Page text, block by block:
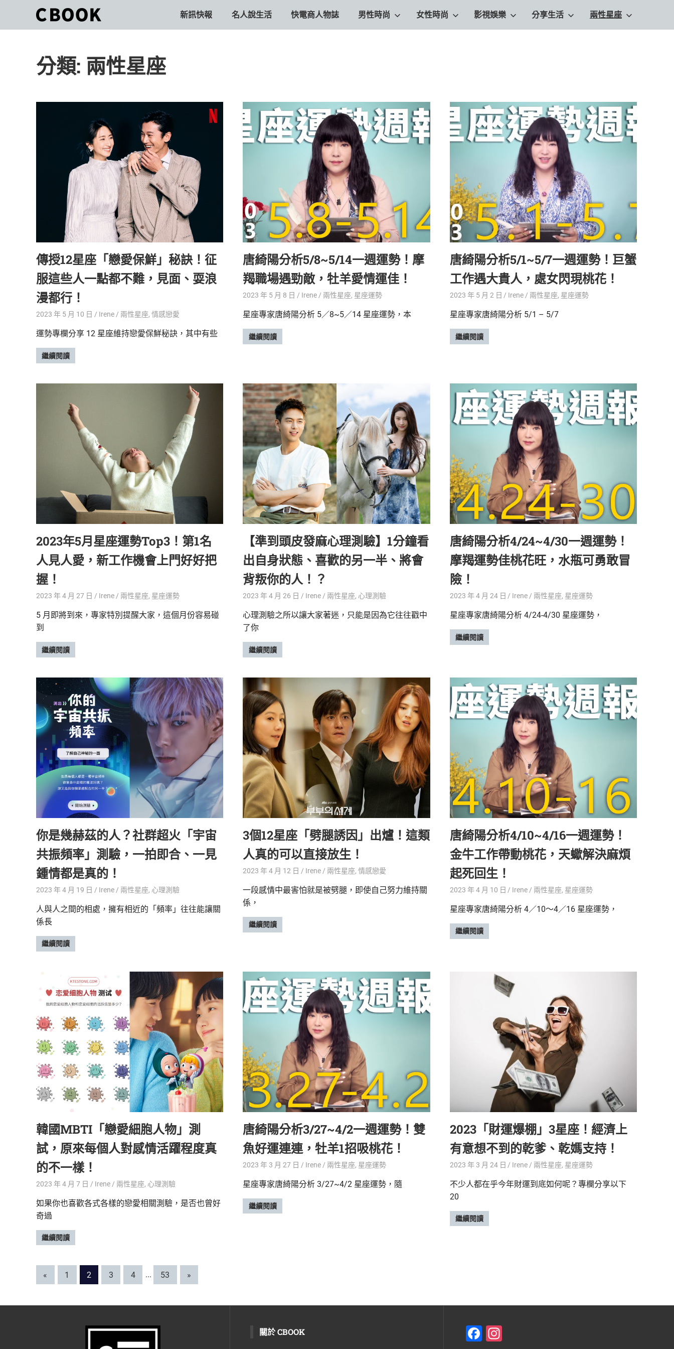
content
你
活
出
自
己
的
生
活
態
度
World.」
CBOOK
本
豐
的
時
尚
潮
生
活
旅
獨
無
的
你
和
CBOOK
起
找
到
專
屬
的
活
度。
新訊快報 名人說生活 快電商人物誌 男性時尚 女性時尚 影視娛樂 分享生活 兩性星座
分類: 兩性星座
傳授12星座「戀愛保鮮」秘訣！征
服這些人一點都不難，見面、耍浪
漫都行！
2023 年 5 月 10 日 Irene 兩性星座, 情感戀愛
運勢專欄分享 12 星座維持戀愛保鮮秘訣，其中有些
繼續閱讀
唐綺陽分析5/8~5/14一週運勢！摩
羯職場遇勁敵，牡羊愛情運佳！
2023 年 5 月 8 日 Irene 兩性星座, 星座運勢
星座專家唐綺陽分析 5／8~5／14 星座運勢，本
繼續閱讀
唐綺陽分析5/1~5/7一週運勢！巨蟹
工作遇大貴人，處女閃現桃花！
2023 年 5 月 2 日 Irene 兩性星座, 星座運勢
星座專家唐綺陽分析 5/1 – 5/7
繼續閱讀
2023年5月星座運勢Top3！第1名
人見人愛，新工作機會上門好好把
握！
2023 年 4 月 27 日 Irene 兩性星座, 星座運勢
5 月即將到來，專家特別提醒大家，這個月份容易碰
到
繼續閱讀
【準到頭皮發麻心理測驗】1分鐘看
出自身狀態、喜歡的另一半、將會
背叛你的人！？
2023 年 4 月 26 日 Irene 兩性星座, 心理測驗
心理測驗之所以讓大家著迷，只能是因為它往往戳中
了你
繼續閱讀
唐綺陽分析4/24~4/30一週運勢！
摩羯運勢佳桃花旺，水瓶可勇敢冒
險！
2023 年 4 月 24 日 Irene 兩性星座, 星座運勢
星座專家唐綺陽分析 4/24-4/30 星座運勢，
繼續閱讀
你是幾赫茲的人？社群超火「宇宙
共振頻率」測驗，一拍即合、一見
鍾情都是真的！
2023 年 4 月 19 日 Irene 兩性星座, 心理測驗
人與人之間的相處，擁有相近的「頻率」往往能讓關
係長
繼續閱讀
3個12星座「劈腿誘因」出爐！這類
人真的可以直接放生！
2023 年 4 月 12 日 Irene 兩性星座, 情感戀愛
一段感情中最害怕就是被劈腿，即使自己努力維持關
係，
繼續閱讀
唐綺陽分析4/10~4/16一週運勢！
金牛工作帶動桃花，天蠍解決麻煩
起死回生！
2023 年 4 月 10 日 Irene 兩性星座, 星座運勢
星座專家唐綺陽分析 4／10～4／16 星座運勢，
繼續閱讀
韓國MBTI「戀愛細胞人物」測
試，原來每個人對感情活躍程度真
的不一樣！
2023 年 4 月 7 日 Irene 兩性星座, 心理測驗
如果你也喜歡各式各樣的戀愛相關測驗，是否也曾好
奇過
繼續閱讀
唐綺陽分析3/27~4/2一週運勢！雙
魚好運連連，牡羊1招吸桃花！
2023 年 3 月 27 日 Irene 兩性星座, 星座運勢
星座專家唐綺陽分析 3/27~4/2 星座運勢，隨
繼續閱讀
2023「財運爆棚」3星座！經濟上
有意想不到的乾爹、乾媽支持！
2023 年 3 月 24 日 Irene 兩性星座, 星座運勢
不少人都在乎今年財運到底如何呢？專欄分享以下
20
繼續閱讀
文
« Previous
Posts
1 2 3 4 ... 53
Next
Posts
»
關於 CBOOK
F